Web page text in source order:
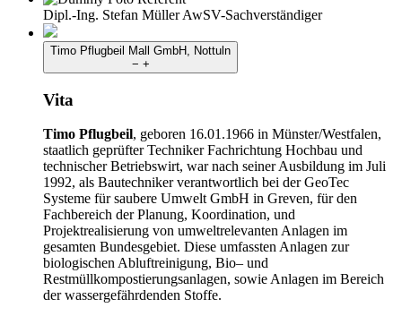
Dipl.-Ing. Stefan Müller AwSV-Sachverständiger
Timo Pflugbeil
Mall GmbH, Nottuln
− +
Vita
Timo Pflugbeil, geboren 16.01.1966 in Münster/Westfalen,
staatlich geprüfter Techniker Fachrichtung Hochbau und
technischer Betriebswirt, war nach seiner Ausbildung im Juli
1992, als Bautechniker verantwortlich bei der GeoTec
Systeme für saubere Umwelt GmbH in Greven, für den
Fachbereich der Planung, Koordination, und
Projektrealisierung von umweltrelevanten Anlagen im
gesamten Bundesgebiet. Diese umfassten Anlagen zur
biologischen Abluftreinigung, Bio– und
Restmüllkompostierungsanlagen, sowie Anlagen im Bereich
der wassergefährdenden Stoffe.